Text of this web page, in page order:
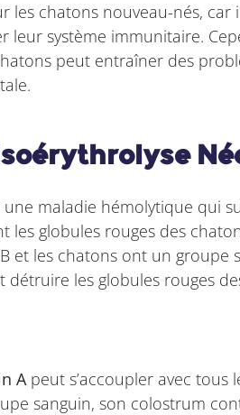
les chatons nouveau-nés,
leur système immunitaire.
peut entraîner des
une maladie hémolytique qui
les globules rouges des
et les chatons ont un groupe
les globules rouges
Apeut s’accoupler avec tous
sanguin, son colostrum